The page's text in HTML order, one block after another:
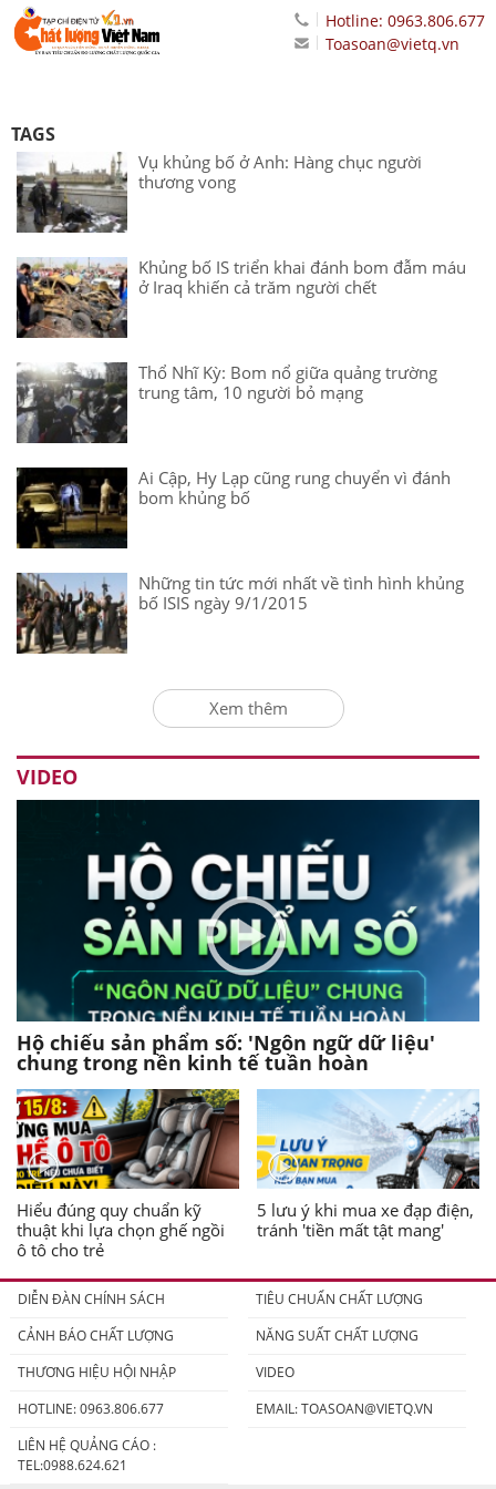
Hotline: 0963.806.677
Toasoan@vietq.vn
TAGS
Vụ khủng bố ở Anh: Hàng chục người
thương vong
Khủng bố IS triển khai đánh bom đẫm máu
ở Iraq khiến cả trăm người chết
Thổ Nhĩ Kỳ: Bom nổ giữa quảng trường
trung tâm, 10 người bỏ mạng
Ai Cập, Hy Lạp cũng rung chuyển vì đánh
bom khủng bố
Những tin tức mới nhất về tình hình khủng
bố ISIS ngày 9/1/2015
Xem thêm
VIDEO
Hộ chiếu sản phẩm số: 'Ngôn ngữ dữ liệu'
chung trong nền kinh tế tuần hoàn
Hiểu đúng quy chuẩn kỹ
thuật khi lựa chọn ghế ngồi
ô tô cho trẻ
5 lưu ý khi mua xe đạp điện,
tránh 'tiền mất tật mang'
DIỄN ĐÀN CHÍNH SÁCH
TIÊU CHUẨN CHẤT LƯỢNG
CẢNH BÁO CHẤT LƯỢNG
NĂNG SUẤT CHẤT LƯỢNG
THƯƠNG HIỆU HỘI NHẬP
VIDEO
HOTLINE: 0963.806.677
EMAIL:TOASOAN@VIETQ.VN
LIÊN HỆ QUẢNG CÁO :
TEL:0988.624.621